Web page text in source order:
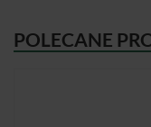
POLECANE